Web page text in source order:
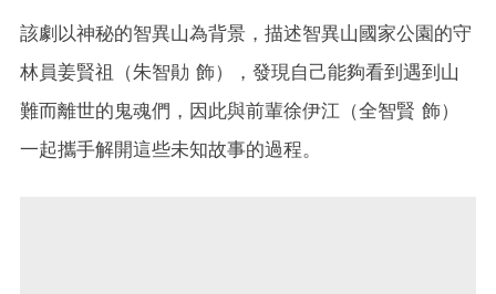
該劇以神秘的智異山為背景，描述智異山國家公園的守
林員姜賢祖（朱智勛 飾），發現自己能夠看到遇到山
難而離世的鬼魂們，因此與前輩徐伊江（全智賢 飾）
一起攜手解開這些未知故事的過程。